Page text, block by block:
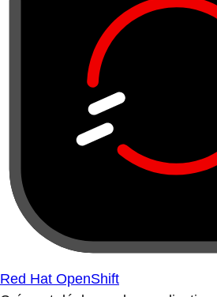
Red Hat OpenShift